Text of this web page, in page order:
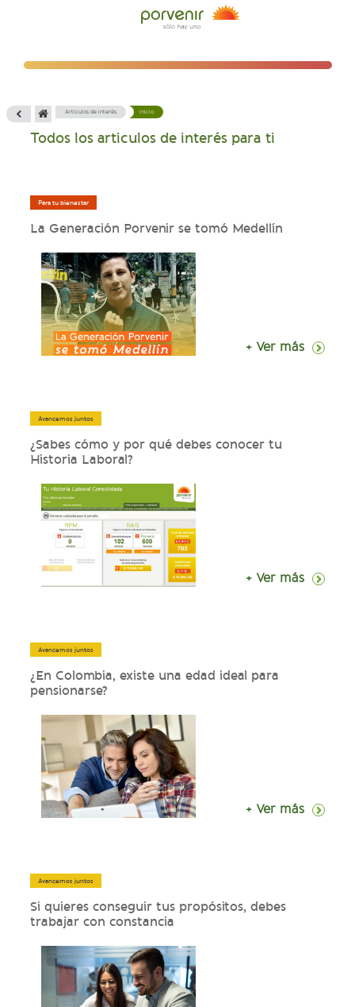
Artículos de interés inicio
Todos los articulos de interés para ti
Para tu bienestar
La Generación Porvenir se tomó Medellín
+ Ver más
Avancemos juntos
¿Sabes cómo y por qué debes conocer tu
Historia Laboral?
+ Ver más
Avancemos juntos
¿En Colombia, existe una edad ideal para
pensionarse?
+ Ver más
Avancemos juntos
Si quieres conseguir tus propósitos, debes
trabajar con constancia